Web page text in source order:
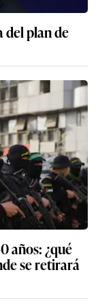
del plan de
años: ¿qué
se retirará